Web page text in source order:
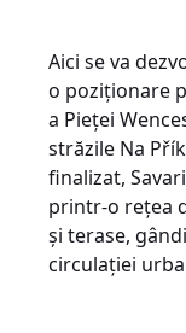
Aici se va
o poziționare
a Pieței
străzile Na
finalizat,
printr-o rețea
și terase,
circulației